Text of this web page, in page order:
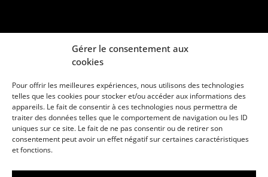
Gérer le consentement aux
cookies
Pour offrir les meilleures expériences, nous utilisons des technologies
telles que les cookies pour stocker et/ou accéder aux informations des
appareils. Le fait de consentir à ces technologies nous permettra de
traiter des données telles que le comportement de navigation ou les ID
uniques sur ce site. Le fait de ne pas consentir ou de retirer son
consentement peut avoir un effet négatif sur certaines caractéristiques
et fonctions.
Une marque d’Agora Médias, éditeur de presse